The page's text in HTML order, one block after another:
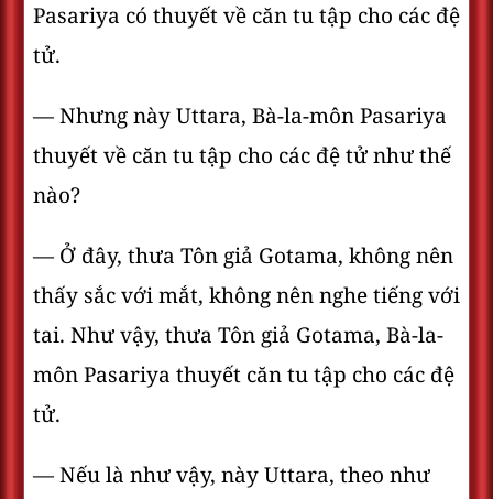
Pasariya có thuyết về căn tu tập cho các đệ
tử.
— Nhưng này Uttara, Bà-la-môn Pasariya
thuyết về căn tu tập cho các đệ tử như thế
nào?
— Ở đây, thưa Tôn giả Gotama, không nên
thấy sắc với mắt, không nên nghe tiếng với
tai. Như vậy, thưa Tôn giả Gotama, Bà-la-
môn Pasariya thuyết căn tu tập cho các đệ
tử.
— Nếu là như vậy, này Uttara, theo như